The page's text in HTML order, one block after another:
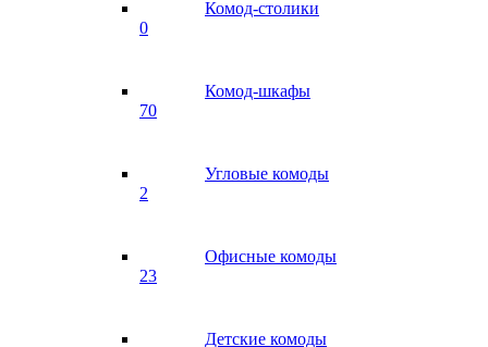
Комод-столики
0
Комод-шкафы
70
Угловые комоды
2
Офисные комоды
23
Детские комоды